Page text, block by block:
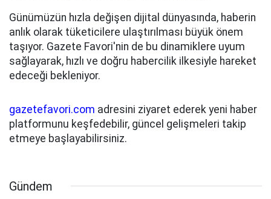
Günümüzün hızla değişen dijital dünyasında, haberin
anlık olarak tüketicilere ulaştırılması büyük önem
taşıyor. Gazete Favori'nin de bu dinamiklere uyum
sağlayarak, hızlı ve doğru habercilik ilkesiyle hareket
edeceği bekleniyor.
gazetefavori.com adresini ziyaret ederek yeni haber
platformunu keşfedebilir, güncel gelişmeleri takip
etmeye başlayabilirsiniz.
Gündem